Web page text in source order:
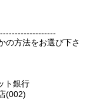
の方法をお選び下さ
ト銀行
(002)